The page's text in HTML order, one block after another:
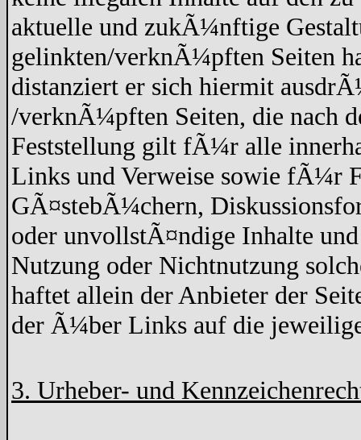
aktuelle und zukÃ¼nftige
gelinkten/verknÃ¼pften Seiten
distanziert er sich hiermit
/verknÃ¼pften Seiten, die nach
Feststellung gilt fÃ¼r alle
Links und Verweise sowie fÃ¼r
GÃ¤stebÃ¼chern,
oder unvollstÃ¤ndige Inhalte
Nutzung oder Nichtnutzung
haftet allein der Anbieter der
der Ã¼ber Links auf die
3. Urheber- und